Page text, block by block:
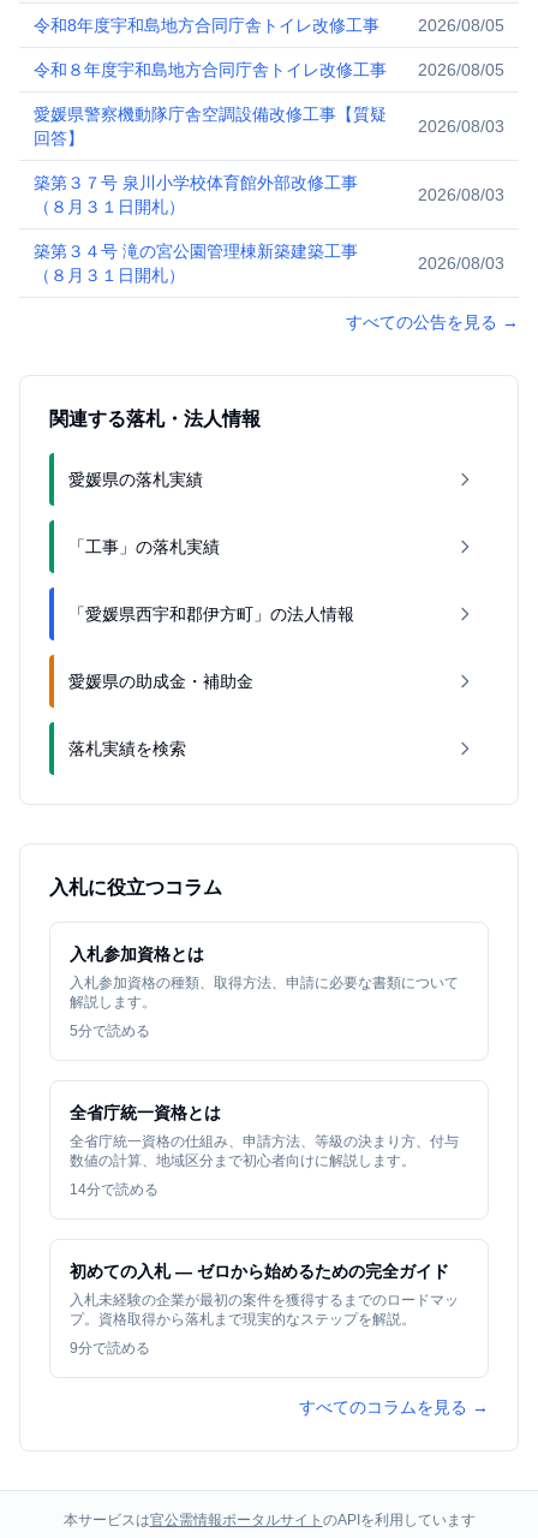
令和8年度宇和島地方合同庁舎トイレ改修工事 2026/08/05
令和８年度宇和島地方合同庁舎トイレ改修工事 2026/08/05
愛媛県警察機動隊庁舎空調設備改修工事【質疑
回答】
2026/08/03
築第３７号 泉川小学校体育館外部改修工事
（８月３１日開札）
2026/08/03
築第３４号 滝の宮公園管理棟新築建築工事
（８月３１日開札）
2026/08/03
すべての公告を見る →
関連する落札・法人情報
愛媛県の落札実績
「工事」の落札実績
「愛媛県西宇和郡伊方町」の法人情報
愛媛県の助成金・補助金
落札実績を検索
入札に役立つコラム
入札参加資格とは
入札参加資格の種類、取得方法、申請に必要な書類について
解説します。
5分で読める
全省庁統一資格とは
全省庁統一資格の仕組み、申請方法、等級の決まり方、付与
数値の計算、地域区分まで初心者向けに解説します。
14分で読める
初めての入札 — ゼロから始めるための完全ガイド
入札未経験の企業が最初の案件を獲得するまでのロードマッ
プ。資格取得から落札まで現実的なステップを解説。
9分で読める
すべてのコラムを見る →
本サービスは官公需情報ポータルサイト のAPIを利用しています